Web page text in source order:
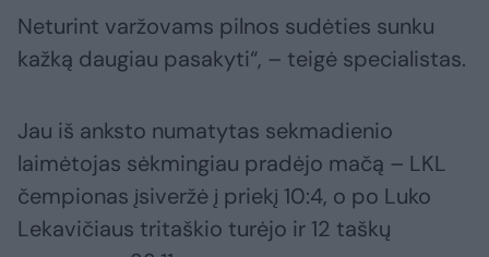
Neturint varžovams pilnos sudėties sunku
kažką daugiau pasakyti“, – teigė specialistas.
Jau iš anksto numatytas sekmadienio
laimėtojas sėkmingiau pradėjo mačą – LKL
čempionas įsiveržė į priekį 10:4, o po Luko
Lekavičiaus tritaškio turėjo ir 12 taškų